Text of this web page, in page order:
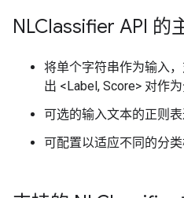
NLClassifier API 的
将单个字符串作为输入
出 <Label, Score> 对作为
可选的输入文本的正则表
可配置以适应不同的分类